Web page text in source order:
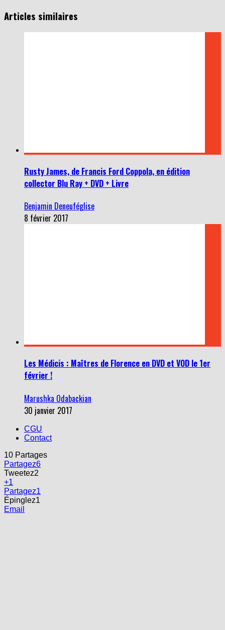
Articles similaires
Rusty James, de Francis Ford Coppola, en édition
collector Blu Ray + DVD + Livre
Benjamin Deneuféglise
8 février 2017
Les Médicis : Maîtres de Florence en DVD et VOD le 1er
février !
Marushka Odabackian
30 janvier 2017
CGU
Contact
10 Partages
Partagez6
Tweetez2
+1
Partagez1
Épinglez1
Email